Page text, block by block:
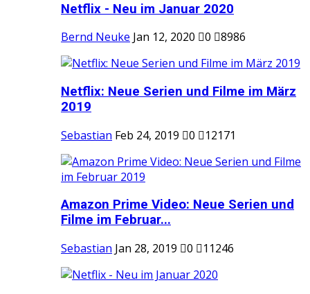
Netflix - Neu im Januar 2020
Bernd Neuke Jan 12, 2020 0 8986
Netflix: Neue Serien und Filme im März
2019
Sebastian Feb 24, 2019 0 12171
Amazon Prime Video: Neue Serien und
Filme im Februar...
Sebastian Jan 28, 2019 0 11246